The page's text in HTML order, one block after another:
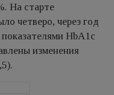
На старте
четверо, через год
HbA1c
изменения